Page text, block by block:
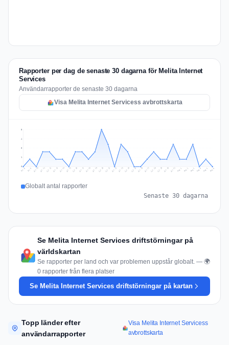
Rapporter per dag de senaste 30 dagarna för Melita Internet
Services
Användarrapporter de senaste 30 dagarna
Visa Melita Internet Servicess avbrottskarta
1
3
4
5
Jul 8 Jul 9 Jul 10 Jul 11 Jul 12 Jul 13 Jul 14 Jul 15 Jul 16 Jul 17 Jul 18 Jul 19 Jul 20 Jul 21 Jul 22 Jul 23 Jul 24 Jul 25 Jul 26 Jul 27 Jul 28 Jul 29 Jul 30 Jul 31 Aug 1 Aug 2 Aug 3 Aug 4 Aug 5 Aug 6
Globalt antal rapporter
Senaste 30 dagarna
Se Melita Internet Services driftstörningar på
världskartan
Se rapporter per land och var problemen uppstår globalt. — 🌍
0 rapporter från flera platser
Se Melita Internet Services driftstörningar på kartan
Topp länder efter
användarrapporter
Visa Melita Internet Servicess
avbrottskarta